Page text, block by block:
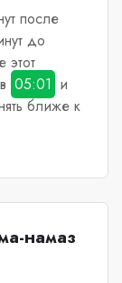
после
до
этот
05:01 и
ближе к
намаз